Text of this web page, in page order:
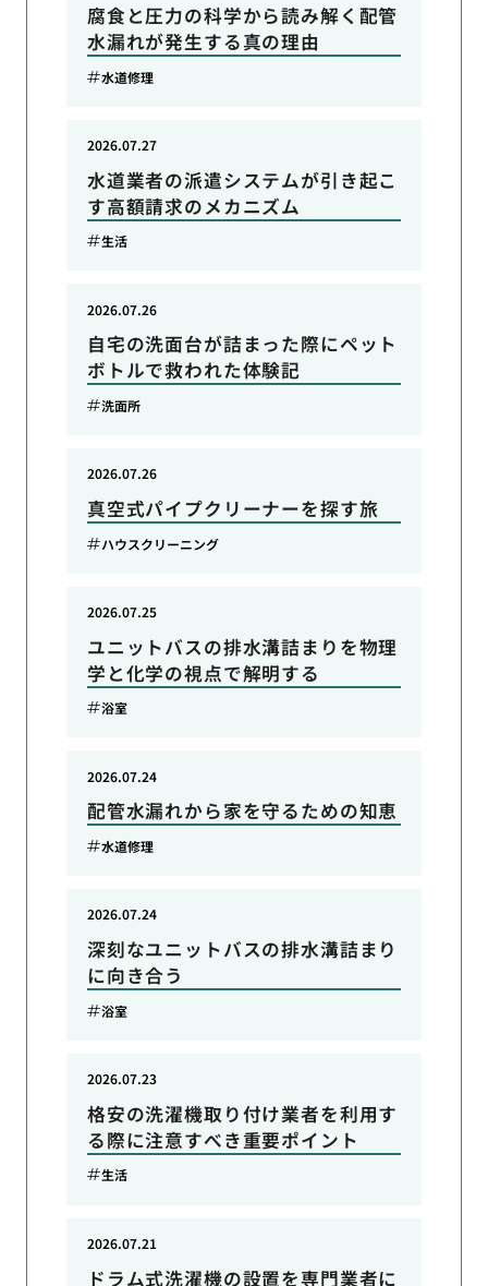
腐食と圧力の科学から読み解く配管
水漏れが発生する真の理由
水道修理
水道業者の派遣システムが引き起こ
す高額請求のメカニズム
2026.07.27
生活
自宅の洗面台が詰まった際にペット
ボトルで救われた体験記
2026.07.26
洗面所
真空式パイプクリーナーを探す旅
2026.07.26
ハウスクリーニング
ユニットバスの排水溝詰まりを物理
学と化学の視点で解明する
2026.07.25
浴室
配管水漏れから家を守るための知恵
2026.07.24
水道修理
深刻なユニットバスの排水溝詰まり
に向き合う
2026.07.24
浴室
格安の洗濯機取り付け業者を利用す
る際に注意すべき重要ポイント
2026.07.23
生活
ドラム式洗濯機の設置を専門業者に
2026.07.21